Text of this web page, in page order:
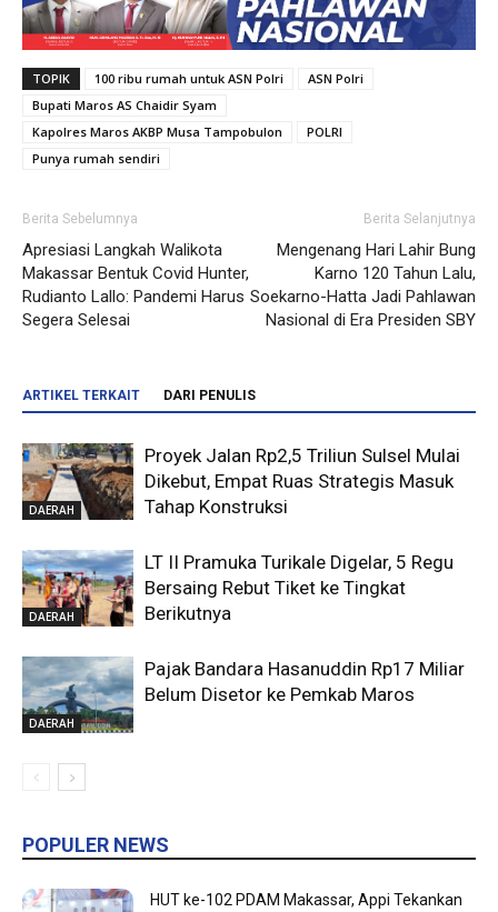
TOPIK 100 ribu rumah untuk ASN Polri
ASN Polri
Bupati Maros AS Chaidir Syam
Kapolres Maros AKBP Musa Tampobulon
POLRI
Punya rumah sendiri
Berita Sebelumnya
Apresiasi Langkah Walikota
Makassar Bentuk Covid Hunter,
Rudianto Lallo: Pandemi Harus
Segera Selesai
Berita Selanjutnya
Mengenang Hari Lahir Bung
Karno 120 Tahun Lalu,
Soekarno-Hatta Jadi Pahlawan
Nasional di Era Presiden SBY
ARTIKEL TERKAIT DARI PENULIS
DAERAH
Proyek Jalan Rp2,5 Triliun Sulsel Mulai
Dikebut, Empat Ruas Strategis Masuk
Tahap Konstruksi
DAERAH
LT II Pramuka Turikale Digelar, 5 Regu
Bersaing Rebut Tiket ke Tingkat
Berikutnya
DAERAH
Pajak Bandara Hasanuddin Rp17 Miliar
Belum Disetor ke Pemkab Maros
POPULER NEWS
HUT ke-102 PDAM Makassar, Appi Tekankan